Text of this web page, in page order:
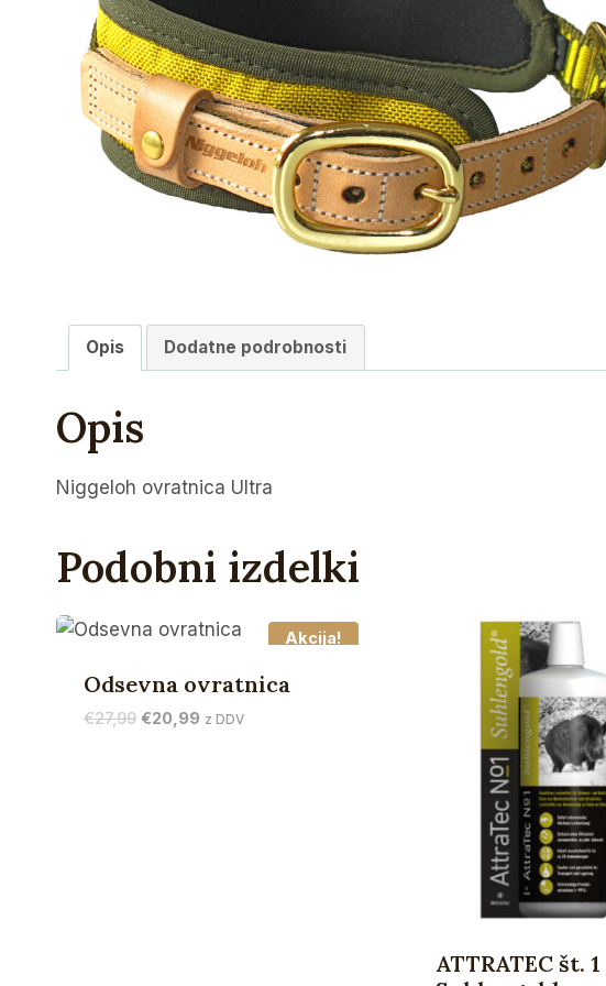
Opis Dodatne podrobnosti
Opis
Niggeloh ovratnica Ultra
Podobni izdelki
Akcija!
Odsevna ovratnica
€27,99 Izvirna
€20,99Trenutna
z DDV
ATTRATEC št. 1